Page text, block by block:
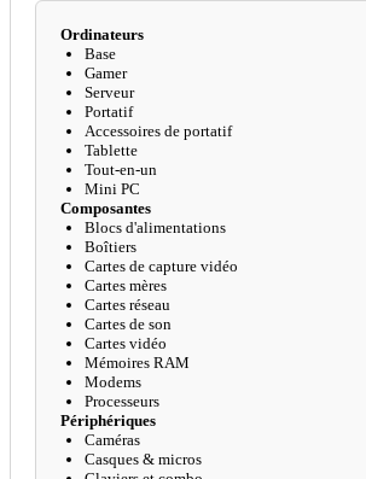
Ordinateurs
Base
Gamer
Serveur
Portatif
Accessoires de portatif
Tablette
Tout-en-un
Mini PC
Composantes
Blocs d'alimentations
Boîtiers
Cartes de capture vidéo
Cartes mères
Cartes réseau
Cartes de son
Cartes vidéo
Mémoires RAM
Modems
Processeurs
Périphériques
Caméras
Casques & micros